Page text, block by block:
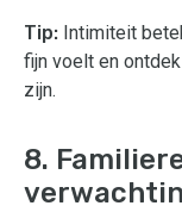
Tip: Intimiteit
fijn voelt en
zijn.
8.